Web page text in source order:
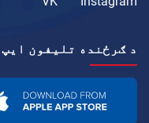
د ګرځنده تلیفون ايپ